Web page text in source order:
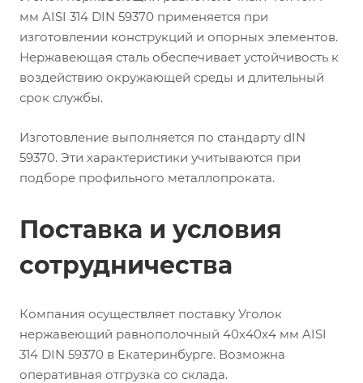
мм AISI 314 DIN 59370 применяется при
изготовлении конструкций и опорных элементов.
Нержавеющая сталь обеспечивает устойчивость к
воздействию окружающей среды и длительный
срок службы.
Изготовление выполняется по стандарту dIN
59370. Эти характеристики учитываются при
подборе профильного металлопроката.
Поставка и условия
сотрудничества
Компания осуществляет поставку Уголок
нержавеющий равнополочный 40х40х4 мм AISI
314 DIN 59370 в Екатеринбурге. Возможна
оперативная отгрузка со склада.